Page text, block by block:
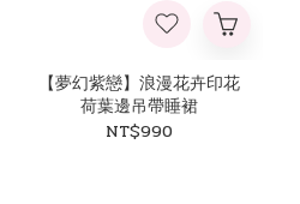
【夢幻紫戀】浪漫花卉印花
荷葉邊吊帶睡裙
NT$990